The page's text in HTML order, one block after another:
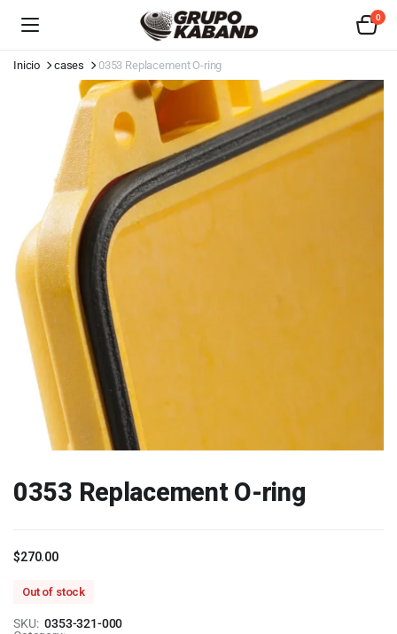
0
Inicio cases 0353 Replacement O-ring
0353 Replacement O-ring
$270.00
Out of stock
SKU: 0353-321-000